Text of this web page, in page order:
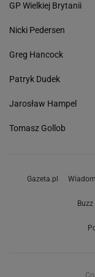
GP Wielkiej Brytanii
Nicki Pedersen
Greg Hancock
Patryk Dudek
Jarosław Hampel
Tomasz Gollob
Gazeta.pl
Buzz